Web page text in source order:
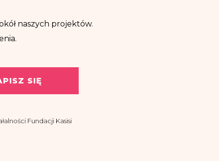
naszych projektów.
SIĘ
Fundacji Kasisi